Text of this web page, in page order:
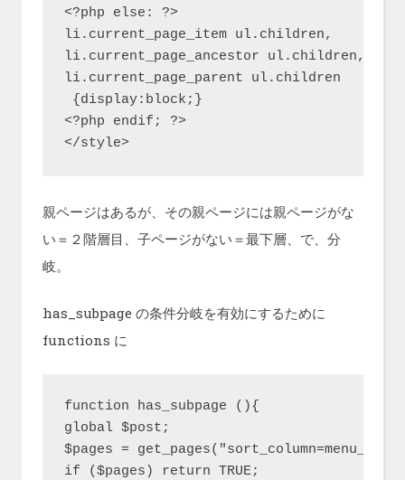
<?php else: ?>
li.current_page_item ul.children,
li.current_page_ancestor ul.children,
li.current_page_parent ul.children
{display:block;}
<?php endif; ?>
</style>
親ページはあるが、その親ページには親ページがな
い＝２階層目、子ページがない＝最下層、で、分
岐。
has_subpage の条件分岐を有効にするために
functions に
function has_subpage (){
global $post;
$pages =
if ($pages) return TRUE;